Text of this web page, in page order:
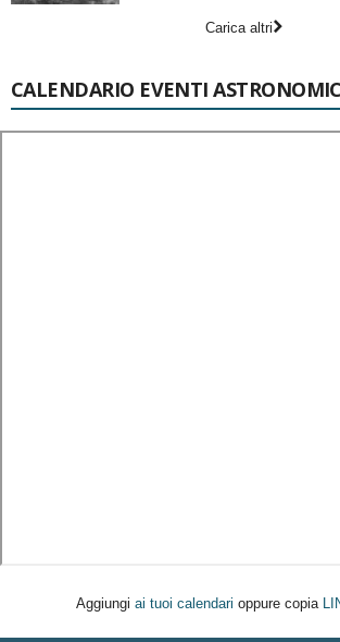
Carica altri
CALENDARIO EVENTI
Aggiungi ai tuoi calendari oppure copia